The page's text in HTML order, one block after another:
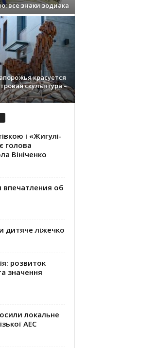
все знаки зодиака
красуется
скульптура –
і «Жигулі-
голова
Вініченко
впечатления об
дитяче ліжечко
розвиток
значення
локальне
АЕС